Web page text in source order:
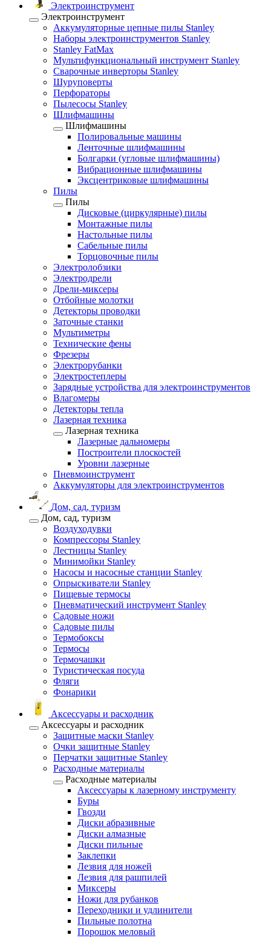
Электроинструмент
Электроинструмент
Аккумуляторные цепные пилы Stanley
Наборы электроинструментов Stanley
Stanley FatMax
Мультифункциональный инструмент Stanley
Сварочные инверторы Stanley
Шуруповерты
Перфораторы
Пылесосы Stanley
Шлифмашины
Шлифмашины
Полировальные машины
Ленточные шлифмашины
Болгарки (угловые шлифмашины)
Вибрационные шлифмашины
Эксцентриковые шлифмашины
Пилы
Пилы
Дисковые (циркулярные) пилы
Монтажные пилы
Настольные пилы
Сабельные пилы
Торцовочные пилы
Электролобзики
Электродрели
Дрели-миксеры
Отбойные молотки
Детекторы проводки
Заточные станки
Мультиметры
Технические фены
Фрезеры
Электрорубанки
Электростеплеры
Зарядные устройства для электроинструментов
Влагомеры
Детекторы тепла
Лазерная техника
Лазерная техника
Лазерные дальномеры
Построители плоскостей
Уровни лазерные
Пневмоинструмент
Аккумуляторы для электроинструментов
Дом, сад, туризм
Дом, сад, туризм
Воздуходувки
Компрессоры Stanley
Лестницы Stanley
Минимойки Stanley
Насосы и насосные станции Stanley
Опрыскиватели Stanley
Пищевые термосы
Пневматический инструмент Stanley
Садовые ножи
Садовые пилы
Термобоксы
Термосы
Термочашки
Туристическая посуда
Фляги
Фонарики
Аксессуары и расходник
Аксессуары и расходник
Защитные маски Stanley
Очки защитные Stanley
Перчатки защитные Stanley
Расходные материалы
Расходные материалы
Аксессуары к лазерному инструменту
Буры
Гвозди
Диски абразивные
Диски алмазные
Диски пильные
Заклепки
Лезвия для ножей
Лезвия для рашпилей
Миксеры
Ножи для рубанков
Переходники и удлинители
Пильные полотна
Порошок меловый